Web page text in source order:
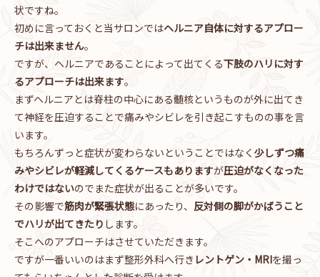
状ですね。
初めに言っておくと当サロンではヘルニア自体に対するアプロー
チは出来ません。
ですが、ヘルニアであることによって出てくる下肢のハリに対す
るアプローチは出来ます。
まずヘルニアとは脊柱の中心にある髄核というものが外に出てき
て神経を圧迫することで痛みやシビレを引き起こすものの事を言
います。
もちろんずっと症状が変わらないということではなく 少しずつ痛
みやシビレが軽減してくるケースもありますが圧迫がなくなった
わけではないのでまた症状が出ることが多いです。
その影響で筋肉が緊張状態にあったり、 反対側の脚がかばうこと
でハリが出てきたり します。
そこへのアプローチはさせていただきます。
ですが一番いいのはまず整形外科へ行き レントゲン・MRIを撮っ